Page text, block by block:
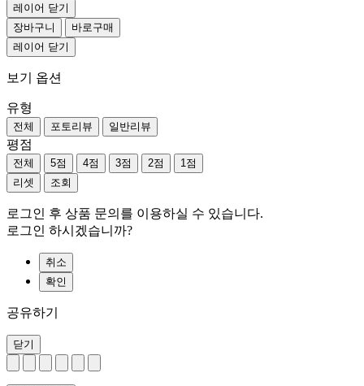
레이어 닫기
장바구니
바로구매
레이어 닫기
보기 옵션
유형
전체 포토리뷰 일반리뷰
평점
전체 5점 4점 3점 2점
1점
리셋
조회
로그인 후 상품 문의를 이용하실 수 있습니다.
로그인 하시겠습니까?
취소
확인
공유하기
닫기